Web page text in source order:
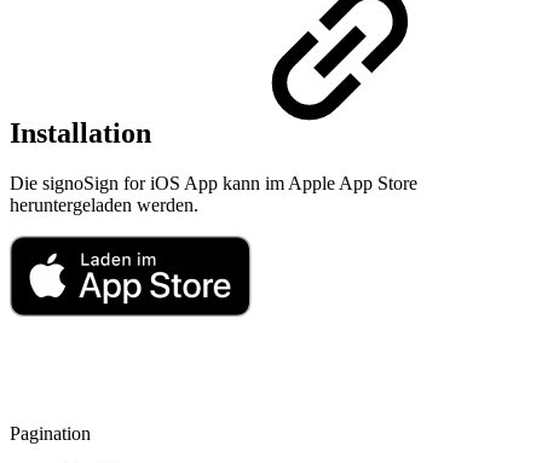
Installation
Die signoSign for iOS App kann im Apple App Store
heruntergeladen werden.
Pagination